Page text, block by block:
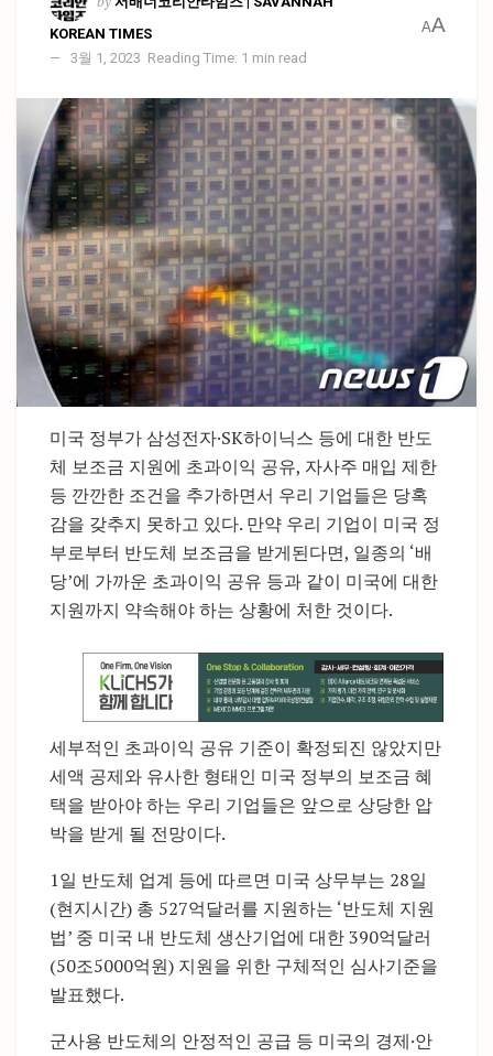
KOREAN TIMES
3월 1, 2023 Reading Time: 1 min read
AA
미국 정부가 삼성전자·SK하이닉스 등에 대한 반도
체 보조금 지원에 초과이익 공유, 자사주 매입 제한
등 깐깐한 조건을 추가하면서 우리 기업들은 당혹
감을 갖추지 못하고 있다. 만약 우리 기업이 미국 정
부로부터 반도체 보조금을 받게된다면, 일종의 ‘배
당’에 가까운 초과이익 공유 등과 같이 미국에 대한
지원까지 약속해야 하는 상황에 처한 것이다.
세부적인 초과이익 공유 기준이 확정되진 않았지만
세액 공제와 유사한 형태인 미국 정부의 보조금 혜
택을 받아야 하는 우리 기업들은 앞으로 상당한 압
박을 받게 될 전망이다.
1일 반도체 업계 등에 따르면 미국 상무부는 28일
(현지시간) 총 527억달러를 지원하는 ‘반도체 지원
법’ 중 미국 내 반도체 생산기업에 대한 390억달러
(50조5000억원) 지원을 위한 구체적인 심사기준을
발표했다.
군사용 반도체의 안정적인 공급 등 미국의 경제·안